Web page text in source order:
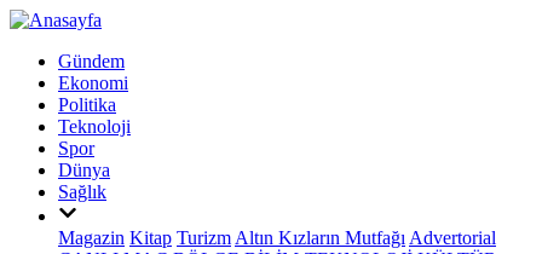
Gündem
Ekonomi
Politika
Teknoloji
Spor
Dünya
Sağlık
Magazin Kitap Turizm Altın Kızların Mutfağı Advertorial